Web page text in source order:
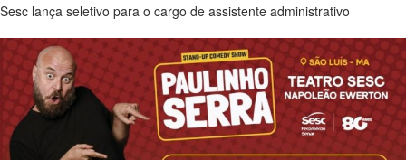
Sesc lança seletivo para o cargo de assistente administrativo